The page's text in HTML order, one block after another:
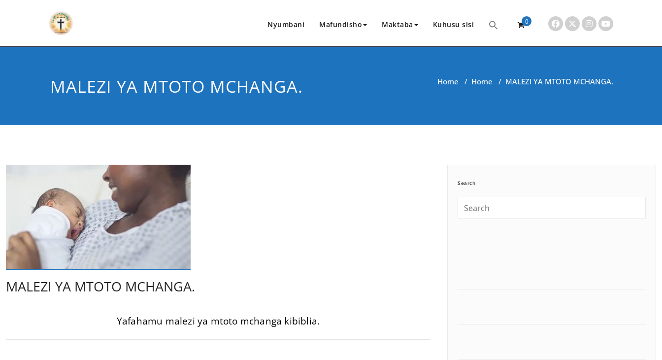
Nyumbani Mafundisho Maktaba Kuhusu sisi
0
MALEZI YA MTOTO MCHANGA. Home / Home / MALEZI YA MTOTO MCHANGA.
MALEZI YA MTOTO MCHANGA.
Yafahamu malezi ya mtoto mchanga kibiblia.
Search